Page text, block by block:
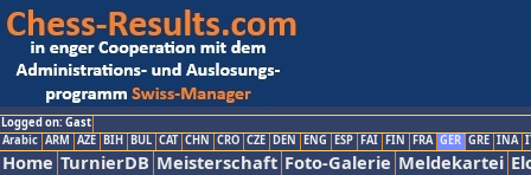
Logged on: Gast
Arabic ARM AZE BIH BUL CAT CHN CRO CZE DEN ENG ESP FAI FIN FRA GER GRE INA
Home TurnierDB Meisterschaft Foto-Galerie Meldekartei